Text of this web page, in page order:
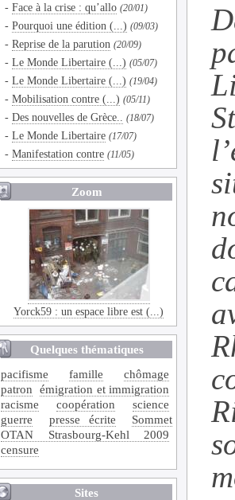
-Face à la crise : qu’allo (20/01)
-Pourquoi une édition (...) (09/03)
-Reprise de la parution (20/09)
-Le Monde Libertaire (...) (05/07)
-Le Monde Libertaire (...) (19/04)
-Mobilisation contre (...) (05/11)
-Des nouvelles de Grèce.. (18/07)
-Le Monde Libertaire (17/07)
-Manifestation contre (11/05)
Zoom
Yorck59 : un espace libre est (...)
Quelques thématiques
pacifisme
famille
chômage
patron
émigration et immigration
racisme
coopération
science
guerre
presse écrite
Sommet
OTAN Strasbourg-Kehl 2009
censure
Sites